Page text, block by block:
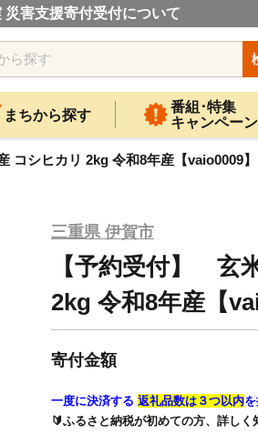
災害支援寄付受付について
まちから探す
番組･特集
キャンペーン
コシヒカリ 2kg 令和8年産【vaio0009】
三重県 伊賀市
【予約受付】 玄
2kg 令和8年産【
寄付金額
一度に決済する 返礼品数は３つ以内を
🔰ふるさと納税が初めての方、詳しく